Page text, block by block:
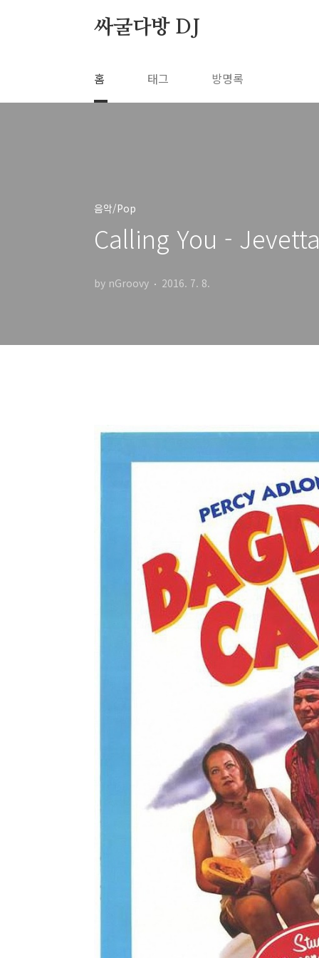
싸굴다방 DJ
홈 태그 방명록
음악/Pop
Calling You -
by nGroovy 2016. 7. 8.